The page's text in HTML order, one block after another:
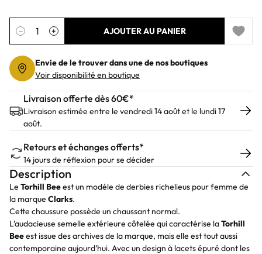
Quantité
− + AJOUTER AU PANIER
Add to
Envie de le trouver dans une de nos boutiques
Voir disponibilité en boutique
Livraison offerte dès 60€*
Livraison estimée entre le vendredi 14 août et le lundi 17
août.
Retours et échanges offerts*
14 jours de réflexion pour se décider
Description
Le Torhill Beeest un modèle de derbies richelieus pour femme de
la marque Clarks.
Cette chaussure possède un chaussant normal.
L’audacieuse semelle extérieure côtelée qui caractérise laTorhill
Beeest issue des archives de la marque, mais elle est tout aussi
contemporaine aujourd’hui. Avec un design à lacets épuré dont les